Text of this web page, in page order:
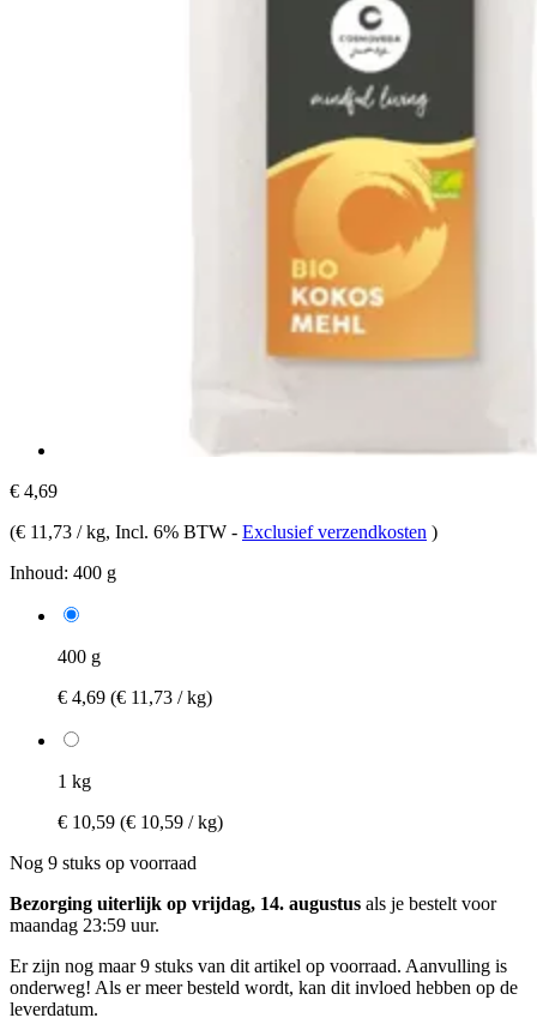
€ 4,69
(€ 11,73 / kg, Incl. 6% BTW - Exclusief verzendkosten )
Inhoud: 400 g
400 g
€ 4,69 (€ 11,73 / kg)
1 kg
€ 10,59 (€ 10,59 / kg)
Nog 9 stuks op voorraad
Bezorging uiterlijk op vrijdag, 14. augustus als je bestelt voor
maandag 23:59 uur.
Er zijn nog maar 9 stuks van dit artikel op voorraad. Aanvulling is
onderweg! Als er meer besteld wordt, kan dit invloed hebben op de
leverdatum.